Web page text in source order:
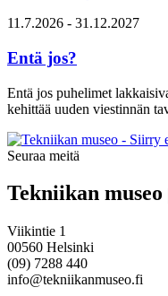
11.7.2026 - 31.12.2027
Entä jos?
Entä jos puhelimet
kehittää uuden viestinnän
Seuraa meitä
Tekniikan museo
Viikintie 1
00560 Helsinki
(09) 7288 440
info@tekniikanmuseo.fi